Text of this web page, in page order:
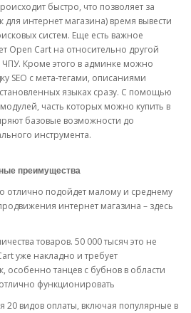
быстро, что позволяет за
для интернет магазина) время вывести
систем. Еще есть важное
Open Cart на относительно другой
Кроме этого в админке можно
SEO с мета-тегами, описаниями
языках сразу. С помощью
часть которых можно купить в
базовые возможности до
инструмента.
преимущества
отлично подойдет малому и среднему
интернет магазина – здесь
товаров. 50 000 тысяч это не
уже накладно и требует
особенно танцев с бубнов в области
функционировать
20 видов оплаты, включая популярные в